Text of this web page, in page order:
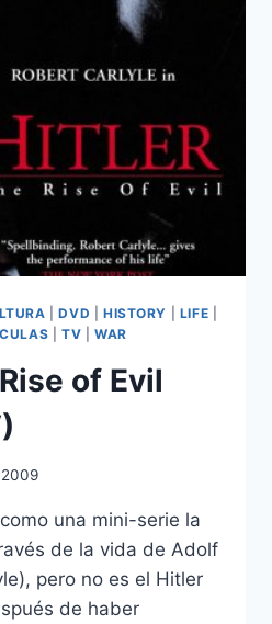
|DVD HISTORY LIFE
TV WAR
of Evil
una mini-serie la
de la vida de Adolf
pero no es el Hitler
de haber